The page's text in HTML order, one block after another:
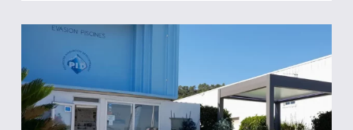
Piscines
Saint-